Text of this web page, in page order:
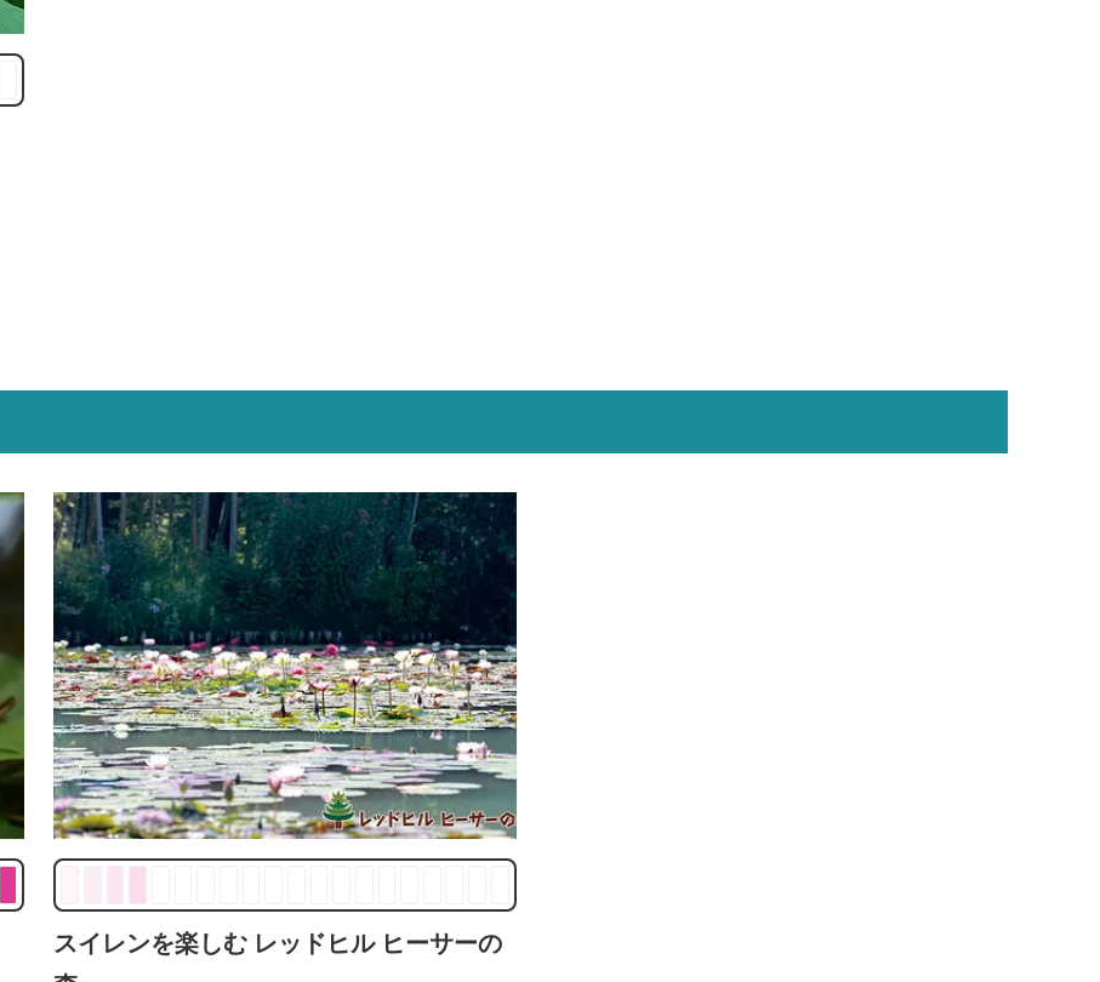
スイレンを楽しむ レッドヒル ヒーサーの